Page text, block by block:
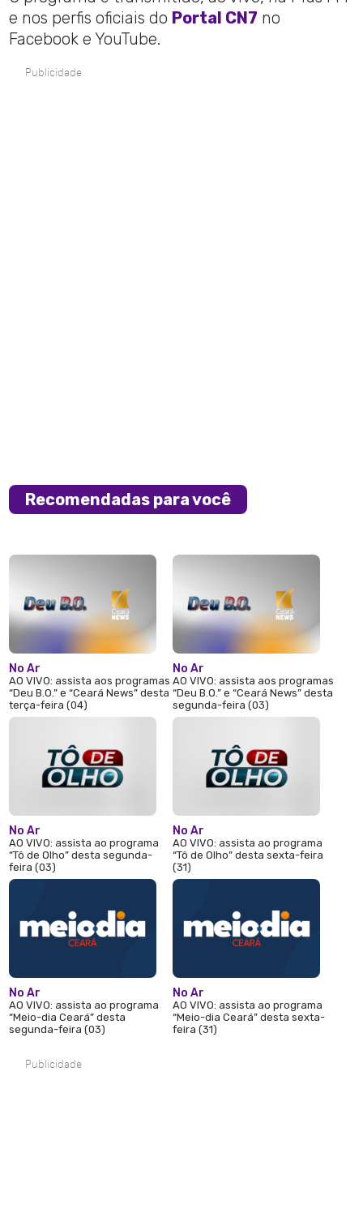
e nos perfis oficiais do Portal CN7 no
Facebook e YouTube.
Publicidade
Recomendadas para você
No Ar
AO VIVO: assista aos programas
“Deu B.O.” e “Ceará News” desta
terça-feira (04)
No Ar
AO VIVO: assista ao programa
“Tô de Olho” desta segunda-
feira (03)
No Ar
AO VIVO: assista ao programa
“Meio-dia Ceará” desta
segunda-feira (03)
No Ar
AO VIVO: assista aos programas
“Deu B.O.” e “Ceará News” desta
segunda-feira (03)
No Ar
AO VIVO: assista ao programa
“Tô de Olho” desta sexta-feira
(31)
No Ar
AO VIVO: assista ao programa
“Meio-dia Ceará” desta sexta-
feira (31)
Publicidade